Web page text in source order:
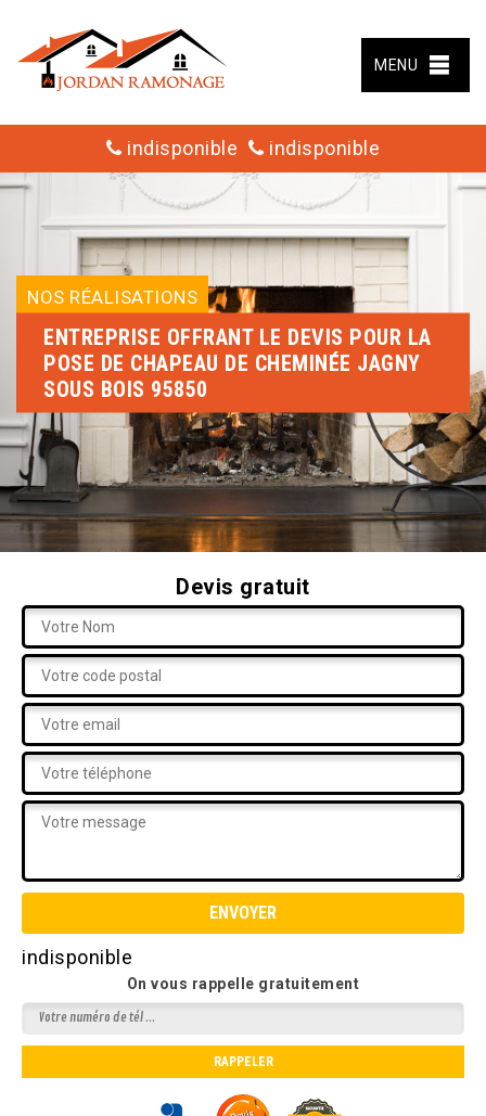
MENU
indisponible indisponible
NOS RÉALISATIONS
ENTREPRISE OFFRANT LE DEVIS POUR LA
POSE DE CHAPEAU DE CHEMINÉE JAGNY
SOUS BOIS 95850
Devis gratuit
indisponible
On vous rappelle gratuitement